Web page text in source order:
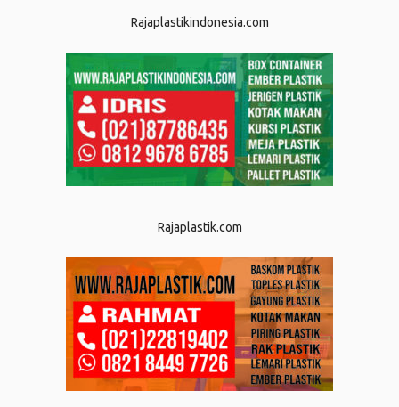
Rajaplastikindonesia.com
Rajaplastik.com